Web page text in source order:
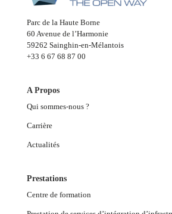
Parc de la Haute Borne
60 Avenue de l’Harmonie
59262 Sainghin-en-Mélantois
+33 6 67 68 87 00
A Propos
Qui sommes-nous ?
Carrière
Actualités
Prestations
Centre de formation